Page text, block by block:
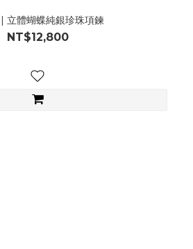
立體蝴蝶純銀珍珠項鍊
NT$12,800